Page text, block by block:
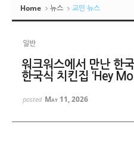
Home 뉴스 교민 뉴스
일반
워크워스에서 만난 한
한국식 치킨집 ‘Hey
posted May 11, 2026